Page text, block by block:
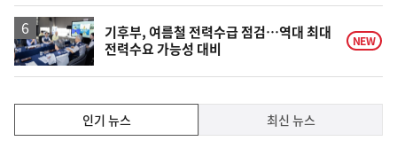
하
락
기후부, 여름철 전력수급 점검…역대 최대
전력수요 가능성 대비
NEW
인기 뉴스 최신 뉴스